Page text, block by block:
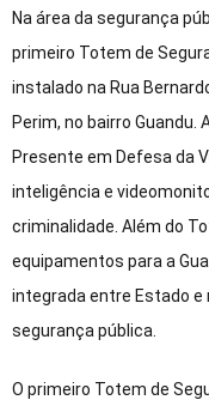
Na área da segurança
primeiro Totem de
instalado na Rua
Perim, no bairro
Presente em Defesa da
inteligência e
criminalidade. Além do
equipamentos para a
integrada entre Estado
segurança pública.
O primeiro Totem de